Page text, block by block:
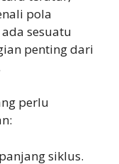
pola
sesuatu
penting dari
perlu
siklus.